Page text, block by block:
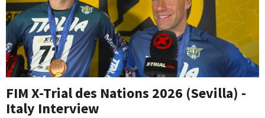
FIM X-Trial des Nations 2026 (Sevilla) -
Italy Interview